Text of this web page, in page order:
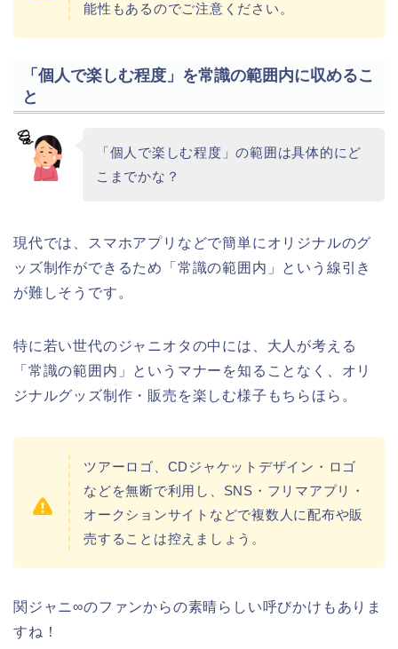
能性もあるのでご注意ください。
「個人で楽しむ程度」を常識の範囲内に収めるこ
と
「個人で楽しむ程度」の範囲は具体的にど
こまでかな？
現代では、スマホアプリなどで簡単にオリジナルのグ
ッズ制作ができるため「常識の範囲内」という線引き
が難しそうです。
特に若い世代のジャニオタの中には、大人が考える
「常識の範囲内」というマナーを知ることなく、オリ
ジナルグッズ制作・販売を楽しむ様子もちらほら。
ツアーロゴ、CDジャケットデザイン・ロゴ
などを無断で利用し、SNS・フリマアプリ・
オークションサイトなどで複数人に配布や販
売することは控えましょう。
関ジャニ∞のファンからの素晴らしい呼びかけもありま
すね！